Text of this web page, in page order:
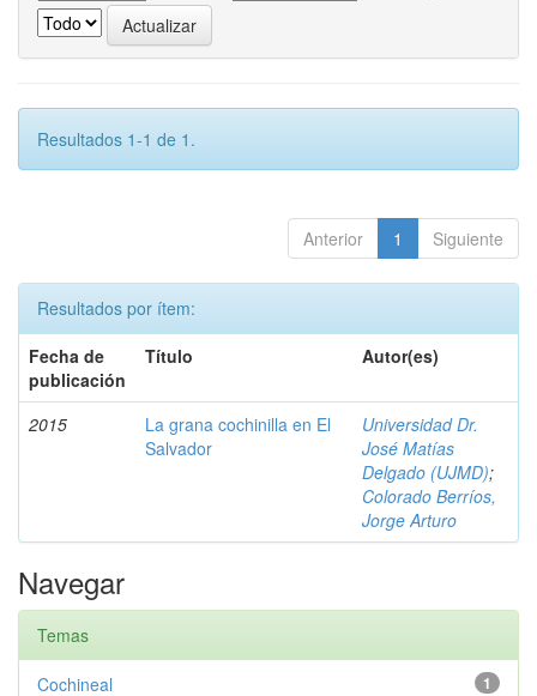
Resultados 1-1 de 1.
Anterior 1 Siguiente
Resultados por ítem:
Fecha de
publicación
Título Autor(es)
2015
La grana cochinilla en El
Salvador
Universidad Dr.
José Matías
Delgado (UJMD);
Colorado Berríos,
Jorge Arturo
Navegar
Temas
1
Cochineal